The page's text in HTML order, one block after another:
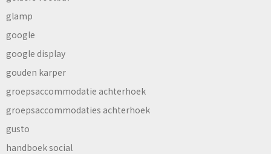
glamp
google
google display
gouden karper
groepsaccommodatie achterhoek
groepsaccommodaties achterhoek
gusto
handboek social